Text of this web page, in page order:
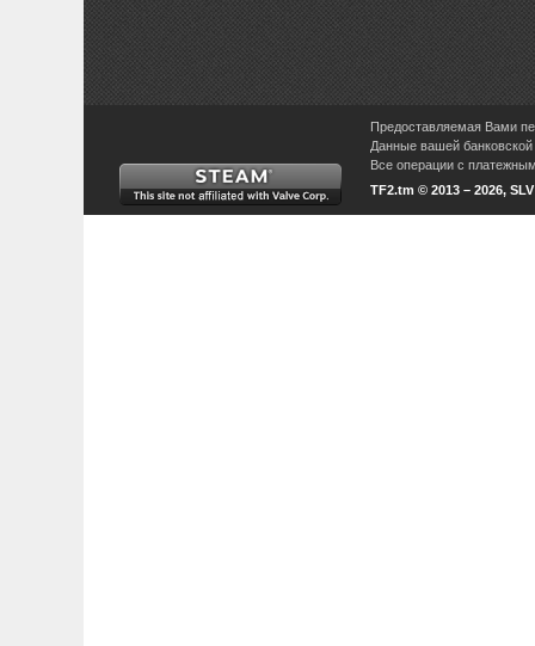
Предоставляемая Вами
Данные вашей
Все операции с
TF2.tm © 2013 – 2026,